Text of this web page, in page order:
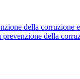
della corruzione
prevenzione della